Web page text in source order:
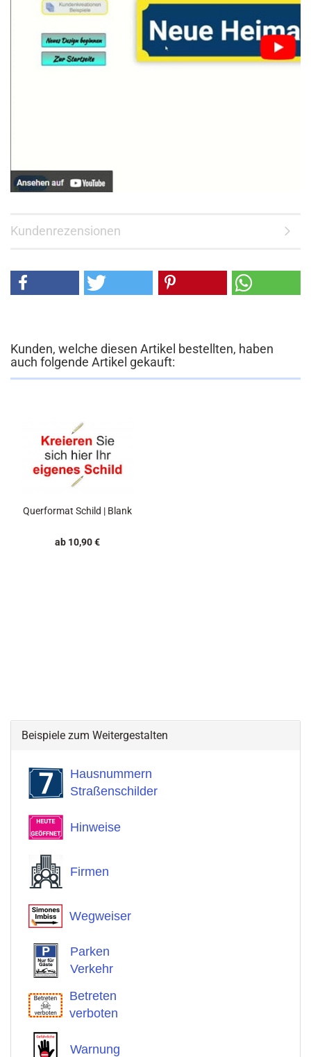
Kundenrezensionen
Kunden, welche diesen Artikel bestellten, haben
auch folgende Artikel gekauft:
Querformat Schild | Blank
ab 10,90 €
Beispiele zum Weitergestalten
Hausnummern
Straßenschilder
Hinweise
Firmen
Wegweiser
Parken
Verkehr
Betreten
verboten
Warnung